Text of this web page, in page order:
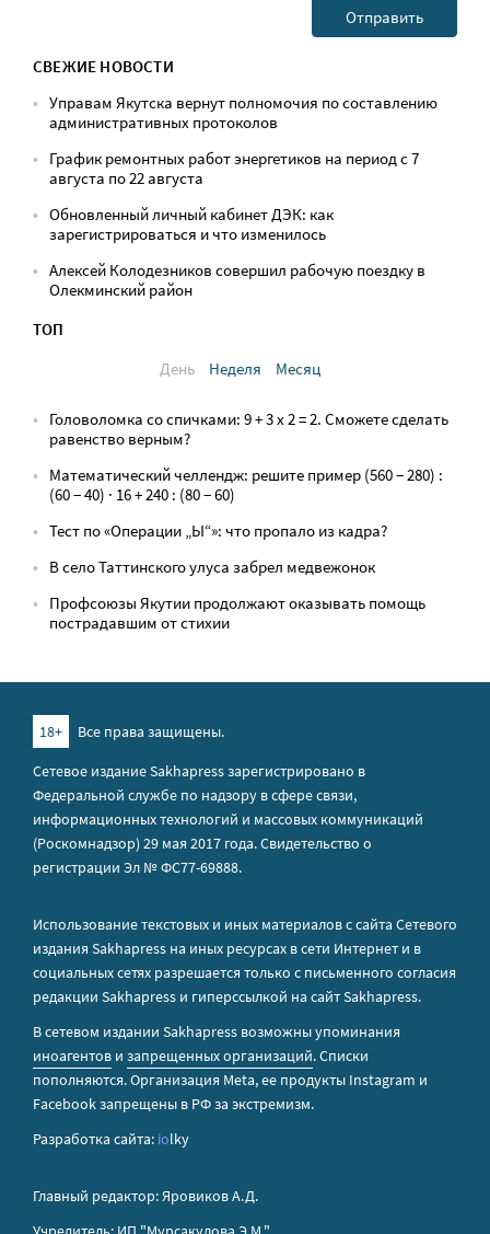
СВЕЖИЕ НОВОСТИ
Управам Якутска вернут полномочия по составлению
административных протоколов
График ремонтных работ энергетиков на период с 7
августа по 22 августа
Обновленный личный кабинет ДЭК: как
зарегистрироваться и что изменилось
Алексей Колодезников совершил рабочую поездку в
Олекминский район
ТОП
День
Неделя Месяц
Головоломка со спичками: 9 + 3 х 2 = 2. Сможете сделать
равенство верным?
Математический челлендж: решите пример (560 − 280) :
(60 − 40) · 16 + 240 : (80 − 60)
Тест по «Операции „Ы“»: что пропало из кадра?
В село Таттинского улуса забрел медвежонок
Профсоюзы Якутии продолжают оказывать помощь
пострадавшим от стихии
18+
Все права защищены.
Сетевое издание Sakhapress зарегистрировано в
Федеральной службе по надзору в сфере связи,
информационных технологий и массовых коммуникаций
(Роскомнадзор) 29 мая 2017 года. Свидетельство о
регистрации Эл № ФС77-69888.
Использование текстовых и иных материалов с сайта Сетевого
издания Sakhapress на иных ресурсах в сети Интернет и в
социальных сетях разрешается только с письменного согласия
редакции Sakhapress и гиперссылкой на сайт Sakhapress.
В сетевом издании Sakhapress возможны упоминания
иноагентов и запрещенных организаций. Списки
пополняются. Организация Metа, ее продукты Instagram и
Facebook запрещены в РФ за экстремизм.
Разработка сайта: iolky
Главный редактор: Яровиков А.Д.